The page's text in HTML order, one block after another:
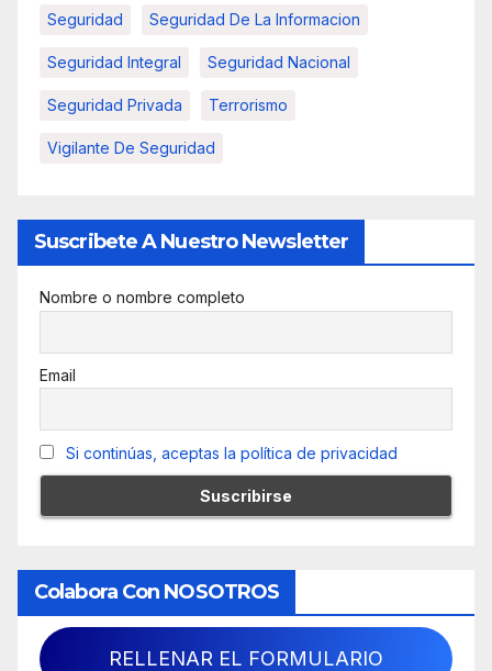
Seguridad Seguridad De La Informacion
Seguridad Integral Seguridad Nacional
Seguridad Privada Terrorismo
Vigilante De Seguridad
Suscribete A Nuestro Newsletter
Nombre o nombre completo
Email
Si continúas, aceptas la política de privacidad
Colabora Con NOSOTROS
RELLENAR EL FORMULARIO